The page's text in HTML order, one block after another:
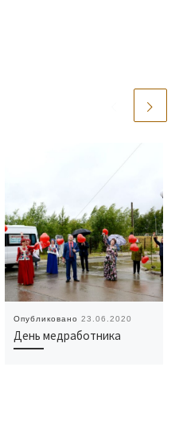
Опубликовано 23.06.2020
День медработника